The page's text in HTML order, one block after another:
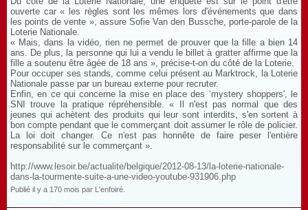
ouverte car « les règles sont les mêmes lors d'événements que dans
les points de vente », assure Sofie Van den Bussche, porte-parole de la
Loterie Nationale.
« Mais, dans la vidéo, rien ne permet de prouver que la fille a bien 14
ans. De plus, la personne qui lui a vendu le billet à gratter affirme que la
fille a soutenu être âgée de 18 ans », précise-t-on du côté de la Loterie.
Pour occuper ses stands, comme celui présent au Marktrock, la Loterie
Nationale passe par un bureau externe pour recruter.
Enfin, en ce qui concerne la mise en place des ‘mystery shoppers', le
SNI trouve la pratique répréhensible. « Il n'est pas normal que des
jeunes qui achètent des produits qui leur sont interdits, s'en sortent à
bon compte pendant que le commerçant doit assumer le rôle de policier.
La loi doit changer. Ce n'est pas honnête de faire peser l'entière
responsabilité sur le commerçant ».
http://www.lesoir.be/actualite/belgique/2012-08-13/la-loterie-nationale-
dans-la-tourmente-suite-a-une-video-youtube-931906.php
Publié il y a 170 mois par L'enfoiré.